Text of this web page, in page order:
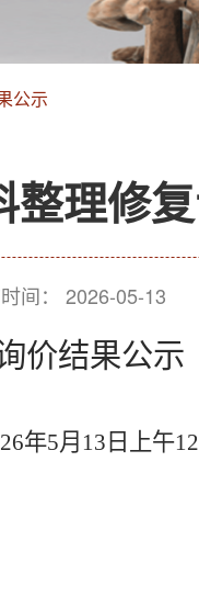
公示
理修
间： 2026-05-13
价结果公示
年5月 13 日上午12